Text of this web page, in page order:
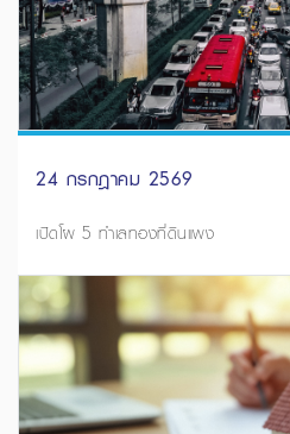
24 กรกฎาคม 2569
เปิดโผ 5 ทำเลทองที่ดินแพง